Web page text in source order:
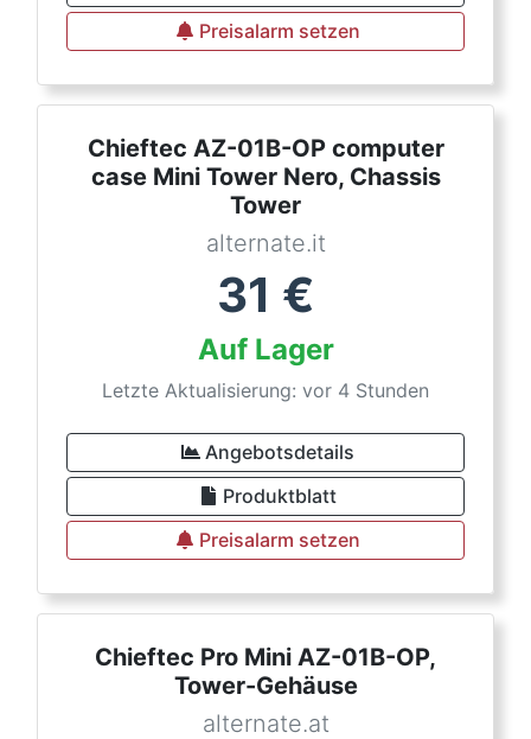
Preisalarm setzen
Chieftec AZ-01B-OP computer
case Mini Tower Nero, Chassis
Tower
alternate.it
31 €
Auf Lager
Letzte Aktualisierung: vor 4 Stunden
Angebotsdetails
Produktblatt
Preisalarm setzen
Chieftec Pro Mini AZ-01B-OP,
Tower-Gehäuse
alternate.at